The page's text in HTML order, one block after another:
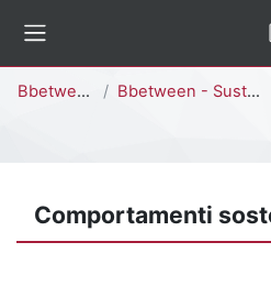
Bbetween Bbetween - Sustainability
Comportamenti